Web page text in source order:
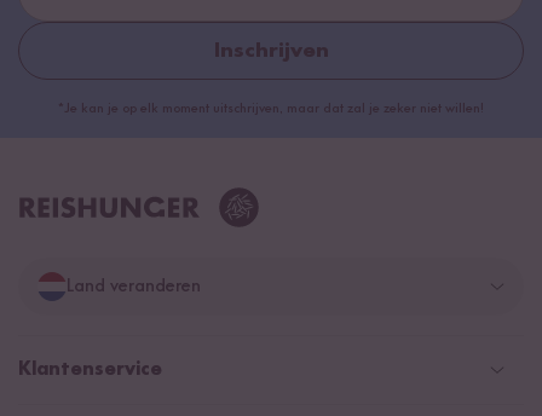
Inschrijven
*Je kan je op elk moment uitschrijven, maar dat zal je zeker niet willen!
Land veranderen
Duitsland
Klantenservice